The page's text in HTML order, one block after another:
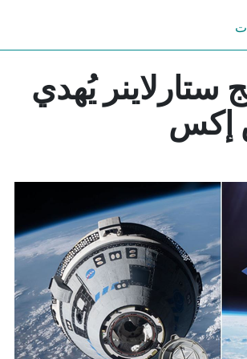
ستارلاينر يُهدي
إكس